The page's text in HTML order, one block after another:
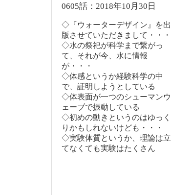
0605話：2018年10月30日
◇『ウォーターデザイン』を出
版させていただきまして・・・
◇水の祭祀が科学まで繋がっ
て、それが今、水に情報
が・・・
◇体感というか経験科学の中
で、証明しようとしている
◇体表面が一つのシューマンウ
ェーブで振動している
◇初めの動きというのはゆっく
りかもしれないけども・・・
◇実験体質というか、理論は立
てなくても実験はたくさん